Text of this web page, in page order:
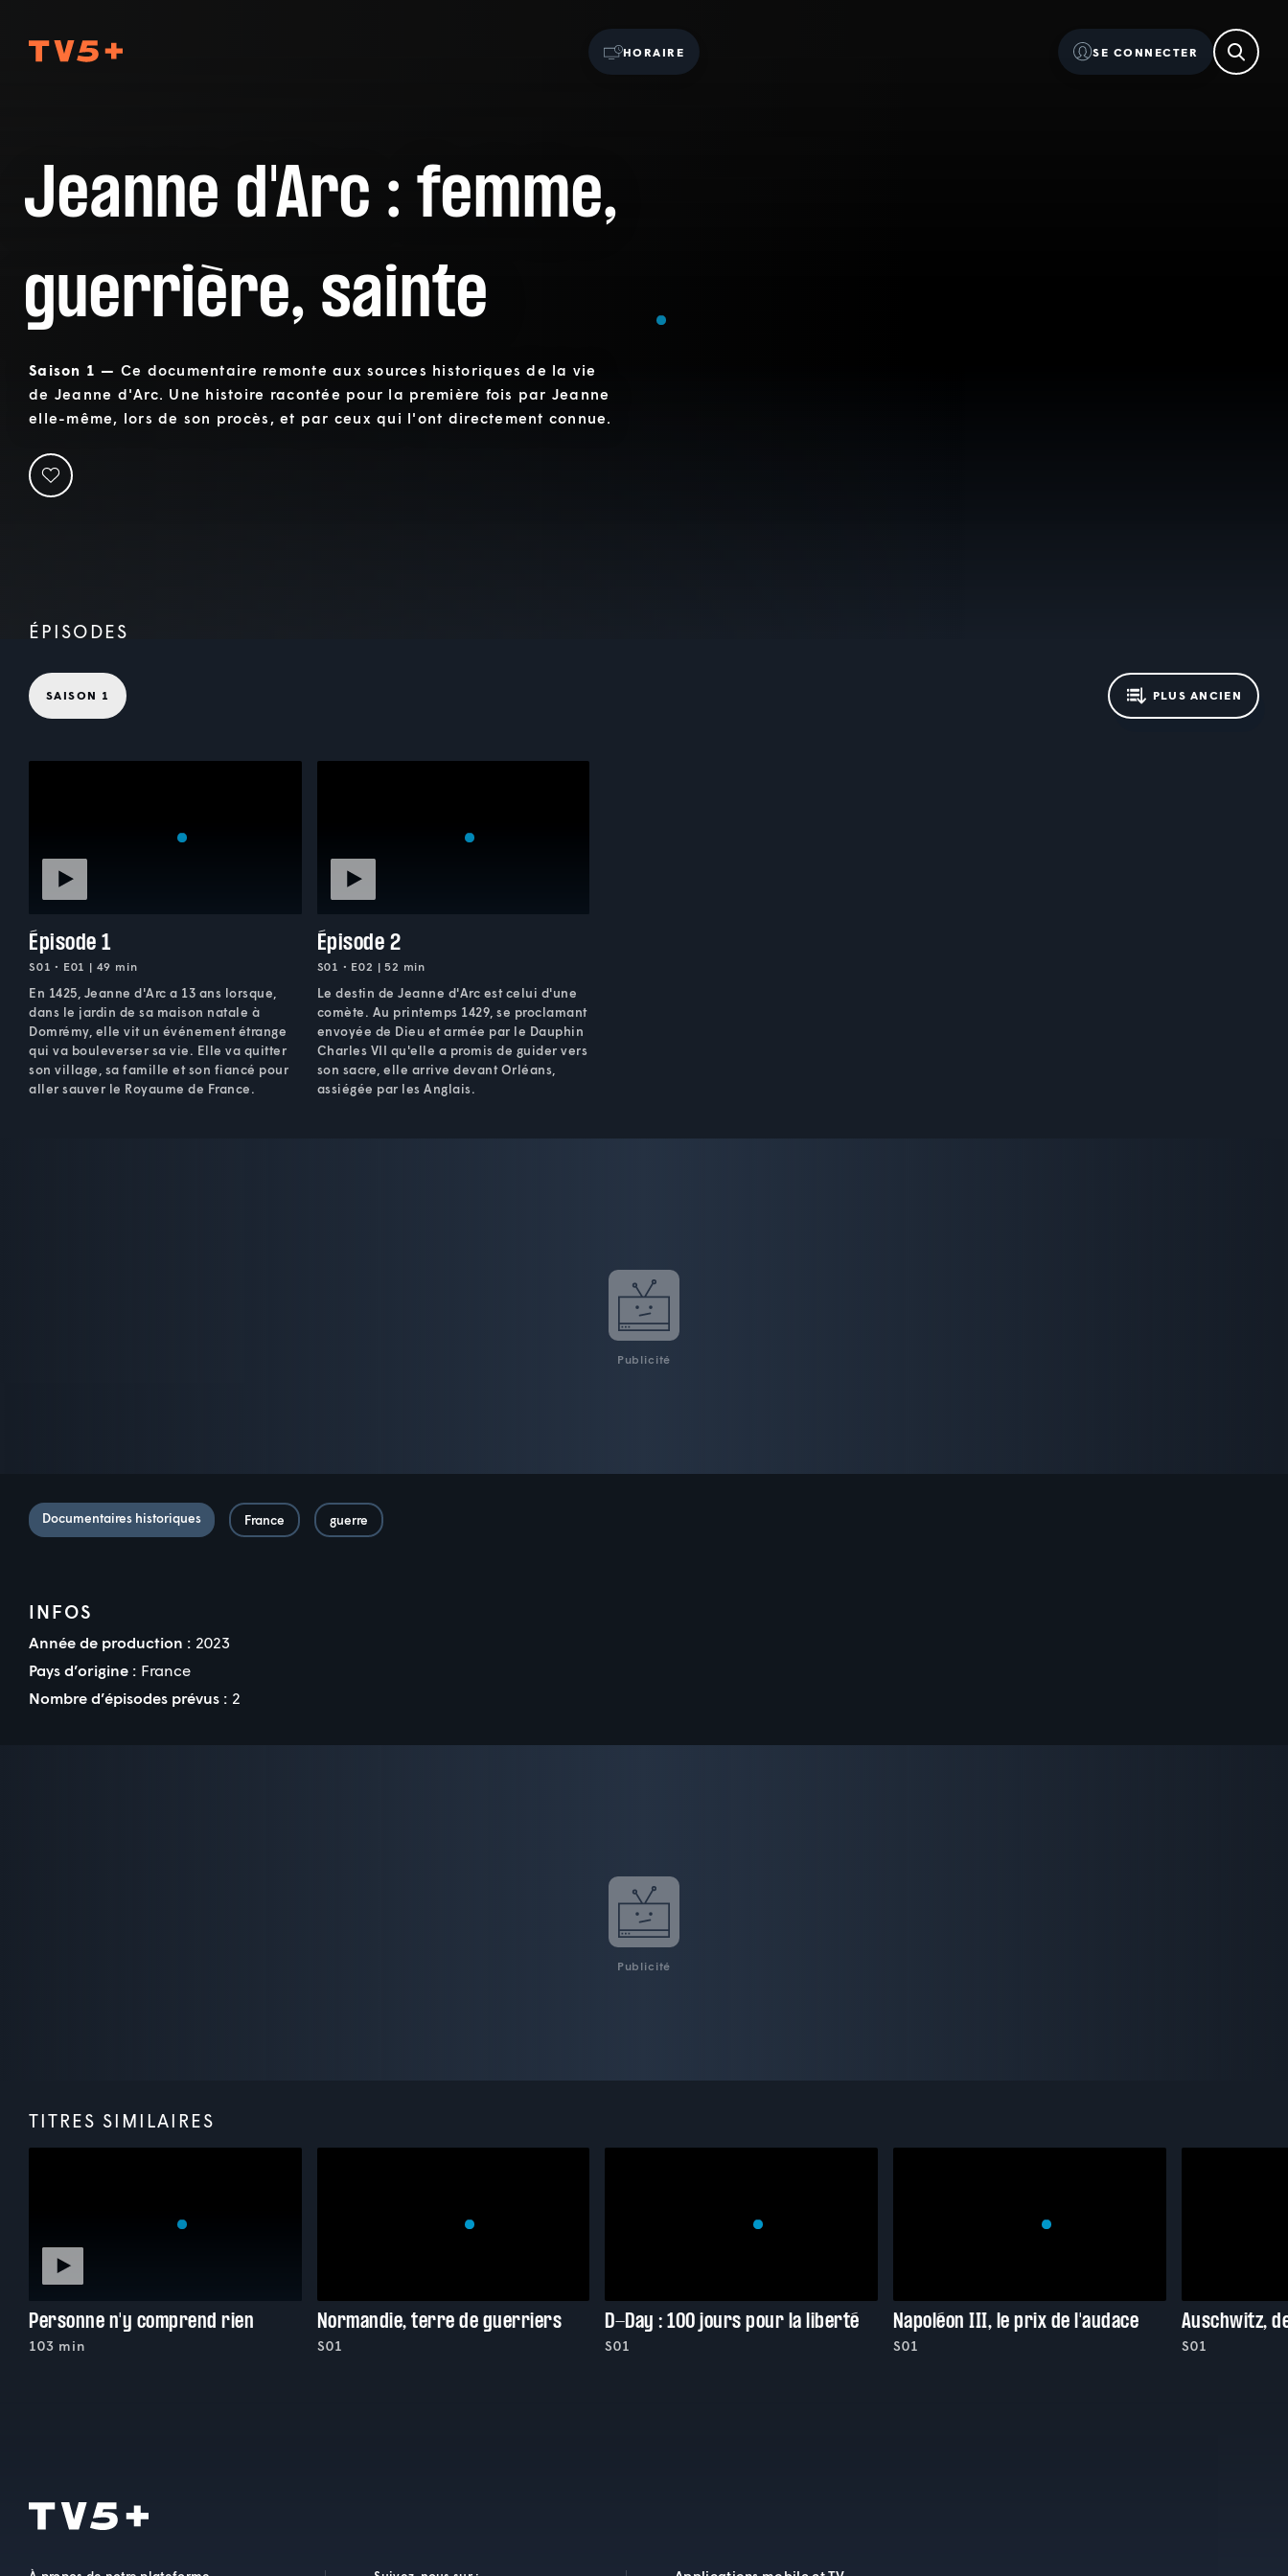
HORAIRE SE CONNECTER
Jeanne d'Arc : femme,
guerrière, sainte
Saison 1 — Ce documentaire remonte aux sources historiques de la vie
de Jeanne d'Arc. Une histoire racontée pour la première fois par Jeanne
elle-même, lors de son procès, et par ceux qui l'ont directement connue.
ÉPISODES
SAISON 1 PLUS ANCIEN
Épisode 1
S01 • E01 | 49 min
En 1425, Jeanne d'Arc a 13 ans lorsque,
dans le jardin de sa maison natale à
Domrémy, elle vit un événement étrange
qui va bouleverser sa vie. Elle va quitter
son village, sa famille et son fiancé pour
aller sauver le Royaume de France.
Épisode 2
S01 • E02 | 52 min
Le destin de Jeanne d'Arc est celui d'une
comète. Au printemps 1429, se proclamant
envoyée de Dieu et armée par le Dauphin
Charles VII qu'elle a promis de guider vers
son sacre, elle arrive devant Orléans,
assiégée par les Anglais.
Publicité
Documentaires historiques France guerre
INFOS
Année de production : 2023
Pays d’origine : France
Nombre d’épisodes prévus : 2
Publicité
TITRES SIMILAIRES
Personne n'y comprend rien
103 min
Normandie, terre de guerriers
S01
D-Day : 100 jours pour la liberté
S01
Napoléon III, le prix de l'audace
S01 S01